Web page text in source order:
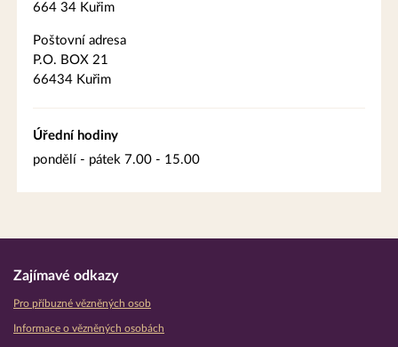
664 34 Kuřim
Poštovní adresa
P.O. BOX 21
66434 Kuřim
Úřední hodiny
pondělí - pátek 7.00 - 15.00
Zajímavé odkazy
Pro příbuzné vězněných osob
Informace o vězněných osobách